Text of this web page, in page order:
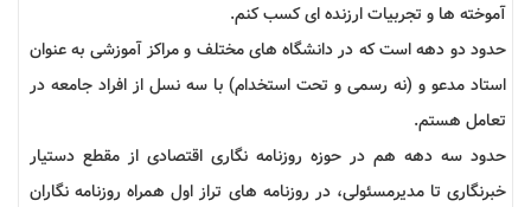
آموخته ­ها و تجربیات ارزنده­ ای کسب کنم.
حدود دو دهه است که در دانشگاه­ های مختلف و مراکز آموزشی به عنوان
استاد مدعو و (نه رسمی و تحت استخدام) با سه نسل از افراد جامعه در
تعامل هستم.
حدود سه دهه هم در حوزه روزنامه نگاری اقتصادی از مقطع دستیار
خبرنگاری تا مدیرمسئولی، در روزنامه­ های تراز اول همراه روزنامه نگاران